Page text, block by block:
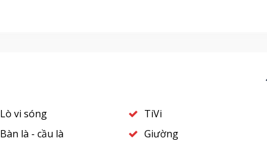
Lò vi sóng
TiVi
Bàn là - cầu là
Giường